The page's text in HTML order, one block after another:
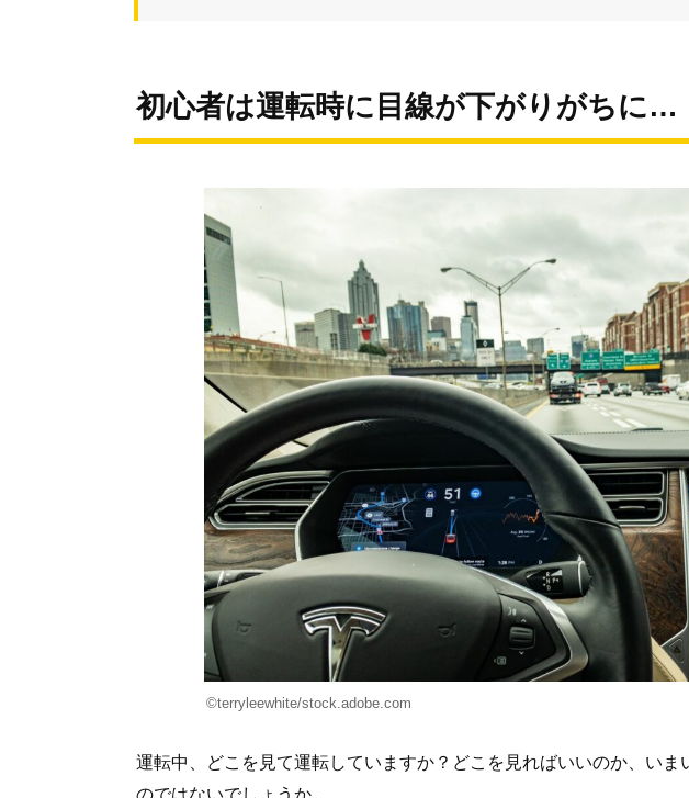
初心者は運転時に目線が下がりがちに…
©terryleewhite/stock.adobe.com
運転中、どこを見て運転していますか？どこを見ればいいのか、いま
のではないでしょうか。